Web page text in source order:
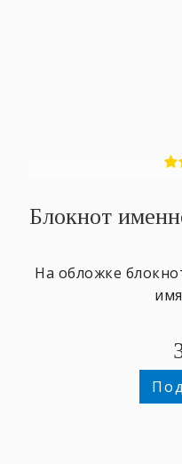
Блокнот
На обложке